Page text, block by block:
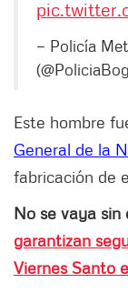
— Policía
Este hombre
General de la
fabricación de
No se vaya sin
garantizan
Viernes Santo